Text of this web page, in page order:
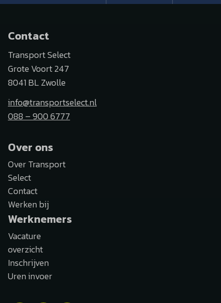
Contact
Transport Select
Grote Voort 247
8041 BL Zwolle
info@transportselect.nl
088 – 900 6777
Over ons
Over Transport
Select
Contact
Werken bij
Werknemers
Vacature
overzicht
Inschrijven
Uren invoer